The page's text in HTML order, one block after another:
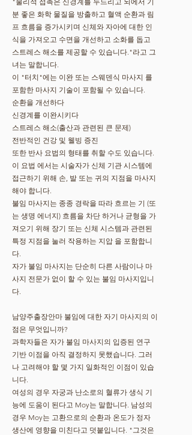
분 좋은 화학 물질을 방출하고 혈액 순환과 림
프 흐름을 증가시키며 신체와 자아에 대한 인
식을 가져오고 수면을 개선하고 소화를 돕고
스트레스 해소를 제공할 수 있습니다."라고 그
녀는 말합니다.
이 "터치"에는 이완 또는 스웨덴식 마사지 를
포함한 마사지 기술이 포함될 수 있습니다.
순환을 개선하다
신경계를 이완시키다
스트레스 해소(출산과 관련된 큰 문제)
전반적인 건강 및 웰빙 증진
또한 반사 요법의 형태를 취할 수도 있습니다.
이 요법 에서는 시술자가 신체 기관 시스템에
접근하기 위해 손, 발 또는 귀의 지점을 마사지
해야 합니다.
불임 마사지는 종종 경락을 따라 흐르는 기 (또
는 생명 에너지) 흐름을 차단 하거나 균형을 가
져오기 위해 장기 또는 신체 시스템과 관련된
특정 지점을 눌러 작용하는 지압 을 포함합니
다.
자가 불임 마사지는 단순히 다른 사람이나 마
사지 전문가 없이 할 수 있는 불임 마사지입니
다.
남양주출장안마 불임에 대한 자기 마사지의 이
점은 무엇입니까?
과학자들은 자가 불임 마사지의 입증된 연구
기반 이점을 아직 결정하지 못했습니다. 그러
나 고려해야 할 몇 가지 일화적인 이점이 있습
니다.
여성의 경우 자궁과 난소로의 혈류가 생식 기
능에 도움이 된다고 Moy는 말합니다. 남성의
경우 Moy는 고환으로의 순환과 온도가 정자
생산에 영향을 미친다고 덧붙입니다. "그것은